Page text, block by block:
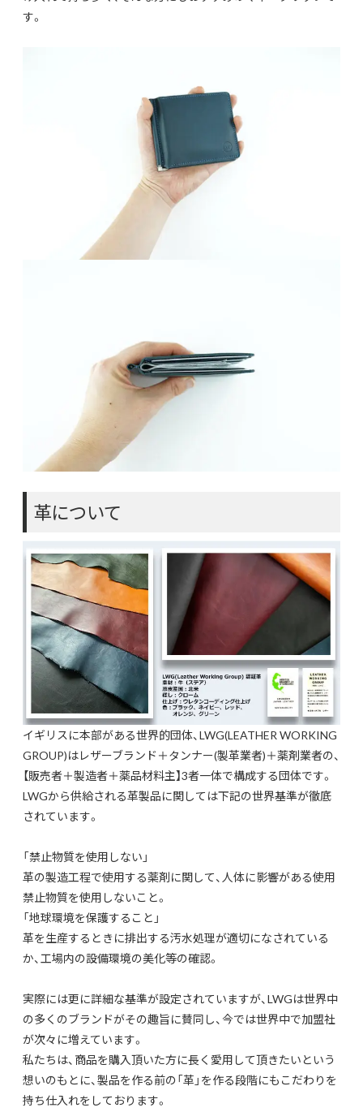
す。
革について
イギリスに本部がある世界的団体、LWG(LEATHER WORKING
GROUP)はレザーブランド＋タンナー(製革業者)＋薬剤業者の、
【販売者＋製造者＋薬品材料主】3者一体で構成する団体です。
LWGから供給される革製品に関しては下記の世界基準が徹底
されています。
「禁止物質を使用しない」
革の製造工程で使用する薬剤に関して、人体に影響がある使用
禁止物質を使用しないこと。
「地球環境を保護すること」
革を生産するときに排出する汚水処理が適切になされている
か、工場内の設備環境の美化等の確認。
実際には更に詳細な基準が設定されていますが、LWGは世界中
の多くのブランドがその趣旨に賛同し、今では世界中で加盟社
が次々に増えています。
私たちは、商品を購入頂いた方に長く愛用して頂きたいという
想いのもとに、製品を作る前の「革」を作る段階にもこだわりを
持ち仕入れをしております。